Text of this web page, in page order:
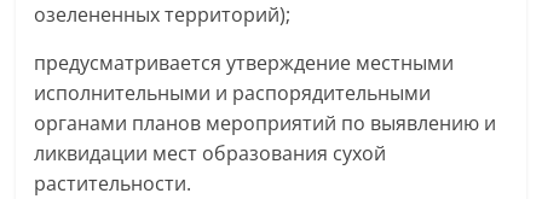
озелененных территорий);
предусматривается утверждение местными
исполнительными и распорядительными
органами планов мероприятий по выявлению и
ликвидации мест образования сухой
растительности.